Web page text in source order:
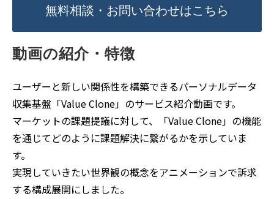
無料相談・お問い合わせはこちら
動画の紹介・特徴
ユーザーと新しい関係性を構築できるパーソナルデータ
収集基盤「Value Clone」のサービス紹介動画です。
マーケットの課題提議に対して、「Value Clone」の機能
を通じてどのように課題解決に繋がるかを示していま
す。
実現していきたい世界観の概念をアニメーションで訴求
する構成展開にしました。